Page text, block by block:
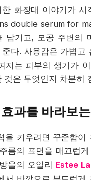
한 화장대 이야기가
double serum for
남기고, 모공 주변의
준다. 사용감은 가볍고
지는 피부의 생기가
것은 무엇인지 차분히
과를 바라보
을 키우려면 꾸준함
름의 표면을 매끄럽
울의 오일리 Estee